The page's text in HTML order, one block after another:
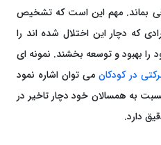
بماند. مهم این است که تشخیص
که دچار این اختلال شده اند را
را بهبود و توسعه بخشند. نمونه ای
در کودکان می توان اشاره نمود
به همسالان خود دچار تاخیر در
دارد.